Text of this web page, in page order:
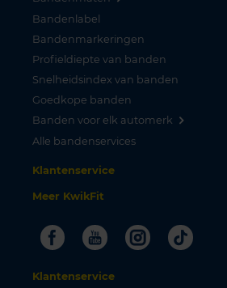
Bandenlabel
Bandenmarkeringen
Profieldiepte van banden
Snelheidsindex van banden
Goedkope banden
Banden voor elk automerk
Alle bandenservices
Klantenservice
Meer KwikFit
FacebookYoutubeInstagram
Tiktok
Klantenservice